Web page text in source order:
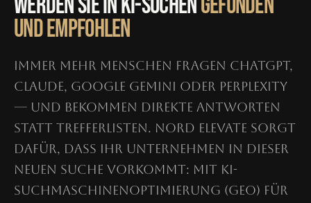
WERDEN SIE IN KI-SUCHENGEFUNDEN
UND EMPFOHLEN
Immer mehr Menschen fragen ChatGPT,
Claude, Google Gemini oder Perplexity
— und bekommen direkte Antworten
statt Trefferlisten. Nord Elevate sorgt
dafür, dass Ihr Unternehmen in dieser
neuen Suche vorkommt: mit KI-
Suchmaschinenoptimierung (GEO) für